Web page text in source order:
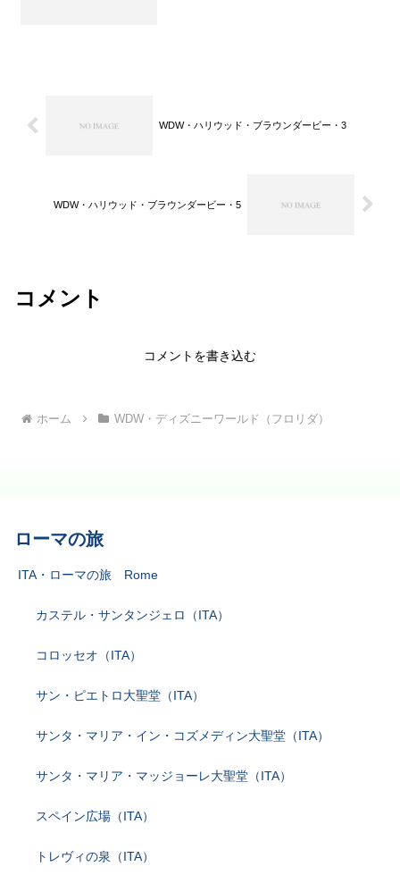
WDW・ハリウッド・ブラウンダービー・3
WDW・ハリウッド・ブラウンダービー・5
コメント
コメントを書き込む
ホーム WDW・ディズニーワールド（フロリダ）
ローマの旅
ITA・ローマの旅 Rome
カステル・サンタンジェロ（ITA）
コロッセオ（ITA）
サン・ピエトロ大聖堂（ITA）
サンタ・マリア・イン・コズメディン大聖堂（ITA）
サンタ・マリア・マッジョーレ大聖堂（ITA）
スペイン広場（ITA）
トレヴィの泉（ITA）